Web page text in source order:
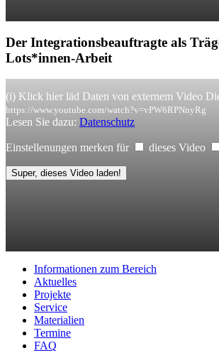
Der Integrationsbeauftragte als
Lots*innen-Arbeit
(i) Klick hier läd Daten von externem Video
https://www.youtube.com/watch?v=vPW6RPNnyRg
Lesen Sie dazu: Datenschutz
Einstellenungen merken für dieses Video
Super, dieses Video laden!
Informationen zum Bereich
Aktuelles
Projekte
Service
Materialien
Termine
FAQ